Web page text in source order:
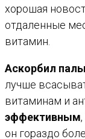
хорошая
отдаленные
витамин.
Аскорбил
лучше
витаминам и
эффективным
он гораздо